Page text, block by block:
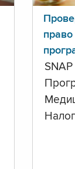
право
SNAP